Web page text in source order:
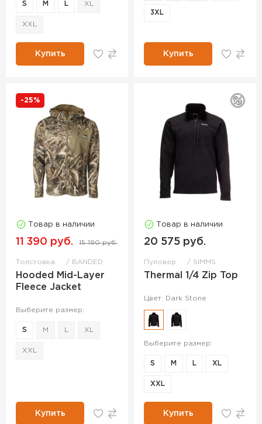
S M L XL
XXL
Купить
3XL
Купить
-25%
Товар в наличии
11 390 руб. 15 190 руб.
Толстовка BANDED
Hooded Mid-Layer
Fleece Jacket
Выберите размер:
S M XL
XXL
Купить
Товар в наличии
20 575 руб.
Пуловер SIMMS
Thermal 1/4 Zip Top
Цвет: Dark Stone
Выберите размер:
S M L XL
XXL
Купить